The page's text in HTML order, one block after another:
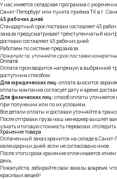
У нас имеется складская программа с
Санкт-Петербург или пункта приёма ТК в г.
45 рабочих дней
Стандартный срок поставки составляет 45
заказа предусматривает трёхступенчатый
доставки составляет 45 рабочих дней.
Работаем по системе предзаказа.
Пожалуйста, уточняйте срок поставки
Оплата
Оплата производится напрямую в выбранной
доступным способом.
Для юридических лиц: оплата вносится
оплаты компания согласует дату и время
Для физических лиц: способ оплаты
при получении или по их условиям.
Все детали оплаты и доставки уточняйте в
После отправки груза наш менеджер вышлет
узнать итоговую стоимость перевозки,
Хранение товара
Оплаченный заказ хранится на складе в Санкт-
календарных дней, если не согласовано иное.
После этого срока хранение оплачивается
день.
Пожалуйста, забирайте свои заказы вовремя,
красивых вещей!